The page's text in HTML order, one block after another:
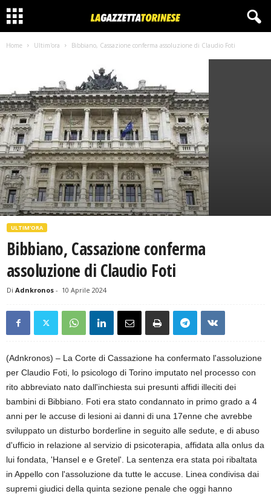
Home Ultim'ora Bibbiano, Cassazione conferma assoluzione di Claudio Foti
ULTIM'ORA
Bibbiano, Cassazione conferma
assoluzione di Claudio Foti
Di Adnkronos - 10 Aprile 2024
(Adnkronos) – La Corte di Cassazione ha confermato l'assoluzione
per Claudio Foti, lo psicologo di Torino imputato nel processo con
rito abbreviato nato dall'inchiesta sui presunti affidi illeciti dei
bambini di Bibbiano. Foti era stato condannato in primo grado a 4
anni per le accuse di lesioni ai danni di una 17enne che avrebbe
sviluppato un disturbo borderline in seguito alle sedute, e di abuso
d'ufficio in relazione al servizio di psicoterapia, affidata alla onlus da
lui fondata, 'Hansel e e Gretel'. La sentenza era stata poi ribaltata
in Appello con l'assoluzione da tutte le accuse. Linea condivisa dai
supremi giudici della quinta sezione penale che oggi hanno